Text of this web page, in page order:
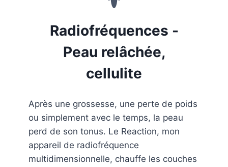
Radiofréquences -
Peau relâchée,
cellulite
Après une grossesse, une perte de poids
ou simplement avec le temps, la peau
perd de son tonus. Le Reaction, mon
appareil de radiofréquence
multidimensionnelle, chauffe les couches